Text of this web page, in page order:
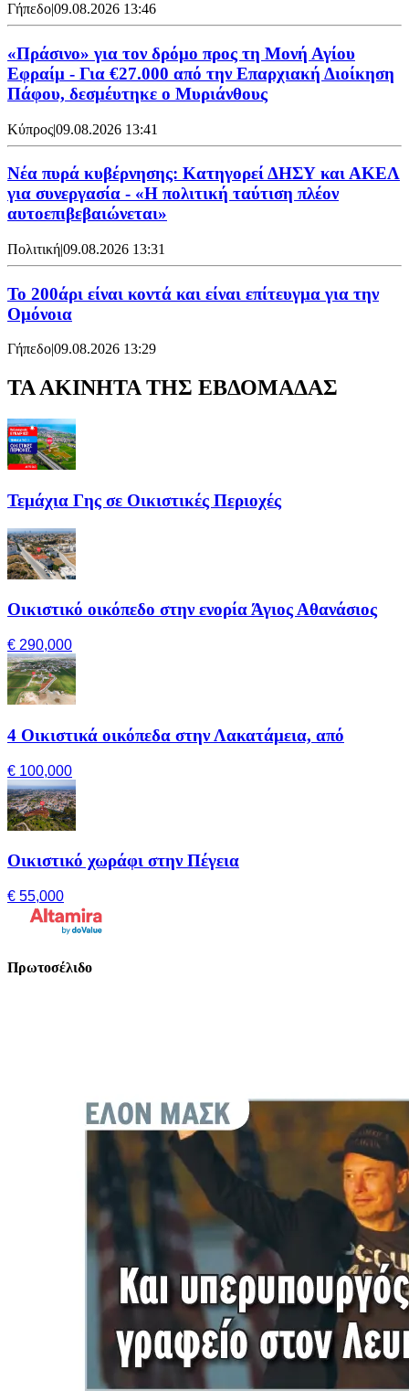
Γήπεδο|09.08.2026 13:46
«Πράσινο» για τον δρόμο προς τη Μονή Αγίου
Εφραίμ - Για €27.000 από την Επαρχιακή Διοίκηση
Πάφου, δεσμέυτηκε ο Μυριάνθους
Κύπρος|09.08.2026 13:41
Νέα πυρά κυβέρνησης: Κατηγορεί ΔΗΣΥ και ΑΚΕΛ
για συνεργασία - «Η πολιτική ταύτιση πλέον
αυτοεπιβεβαιώνεται»
Πολιτική|09.08.2026 13:31
Το 200άρι είναι κοντά και είναι επίτευγμα για την
Ομόνοια
Γήπεδο|09.08.2026 13:29
ΤΑ ΑΚΙΝΗΤΑ ΤΗΣ ΕΒΔΟΜΑΔΑΣ
Τεμάχια Γης σε Οικιστικές Περιοχές
Οικιστικό οικόπεδο στην ενορία Άγιος Αθανάσιος
€ 290,000
4 Οικιστικά οικόπεδα στην Λακατάμεια, από
€ 100,000
Οικιστικό χωράφι στην Πέγεια
€ 55,000
Πρωτοσέλιδο